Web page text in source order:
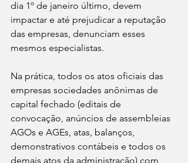
dia 1º de janeiro último, devem
impactar e até prejudicar a reputação
das empresas, denunciam esses
mesmos especialistas.
Na prática, todos os atos oficiais das
empresas sociedades anônimas de
capital fechado (editais de
convocação, anúncios de assembleias
AGOs e AGEs, atas, balanços,
demonstrativos contábeis e todos os
demais atos da administração) com